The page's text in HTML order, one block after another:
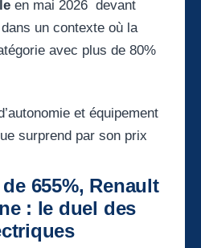
en mai 2026 devant
dans un contexte où la
avec plus de 80%
et équipement
surprend par son prix
655%, Renault
: le duel des